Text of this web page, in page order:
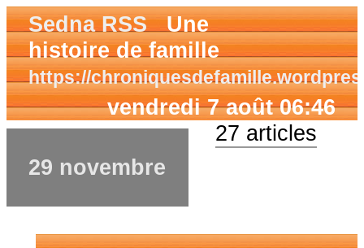
Sedna RSSUne
histoire de famille
https://
vendredi 7 août 06:46
27 articles
29 novembre